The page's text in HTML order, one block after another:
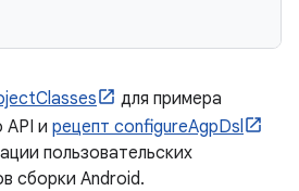
для примера
API и рецепт configureAgpDsl
пользовательских
сборки Android.